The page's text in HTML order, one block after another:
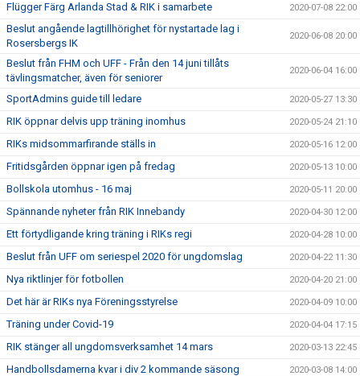
Flügger Färg Arlanda Stad & RIK i samarbete 2020-07-08 22:00
Beslut angående lagtillhörighet för nystartade lag i
Rosersbergs IK
2020-06-08 20:00
Beslut från FHM och UFF - Från den 14 juni tillåts
tävlingsmatcher, även för seniorer
2020-06-04 16:00
SportAdmins guide till ledare 2020-05-27 13:30
RIK öppnar delvis upp träning inomhus 2020-05-24 21:10
RIKs midsommarfirande ställs in 2020-05-16 12:00
Fritidsgården öppnar igen på fredag 2020-05-13 10:00
Bollskola utomhus - 16 maj 2020-05-11 20:00
Spännande nyheter från RIK Innebandy 2020-04-30 12:00
Ett förtydligande kring träning i RIKs regi 2020-04-28 10:00
Beslut från UFF om seriespel 2020 för ungdomslag 2020-04-22 11:30
Nya riktlinjer för fotbollen 2020-04-20 21:00
Det här är RIKs nya Föreningsstyrelse 2020-04-09 10:00
Träning under Covid-19 2020-04-04 17:15
RIK stänger all ungdomsverksamhet 14 mars 2020-03-13 22:45
Handbollsdamerna kvar i div 2 kommande säsong 2020-03-08 14:00